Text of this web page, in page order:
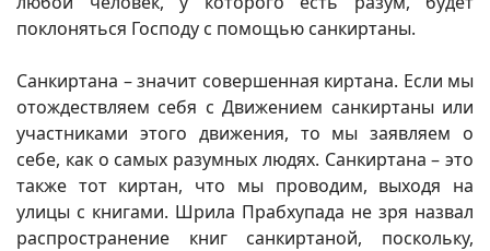
поклоняться Господу с помощью санкиртаны.
Санкиртана – значит совершенная киртана. Если мы
отождествляем себя с Движением санкиртаны или
участниками этого движения, то мы заявляем о
себе, как о самых разумных людях. Санкиртана – это
также тот киртан, что мы проводим, выходя на
улицы с книгами. Шрила Прабхупада не зря назвал
распространение книг санкиртаной, поскольку,